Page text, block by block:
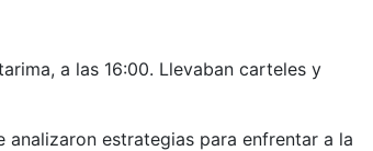
a las 16:00. Llevaban carteles y
analizaron estrategias para enfrentar a la